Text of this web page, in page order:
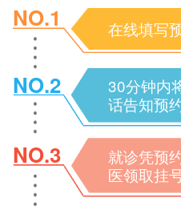
NO.1 在线填写
NO.2
30分钟内
话告知预
NO.3
就诊凭预
医领取挂